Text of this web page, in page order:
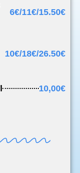
6€/11€/15.50€
10€/18€/26.50€
10,00€